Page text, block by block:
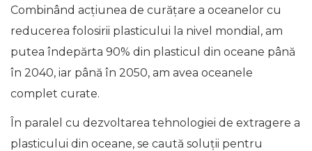
Combinând acțiunea de curățare a oceanelor cu
reducerea folosirii plasticului la nivel mondial, am
putea îndepărta 90% din plasticul din oceane până
în 2040, iar până în 2050, am avea oceanele
complet curate.
În paralel cu dezvoltarea tehnologiei de extragere a
plasticului din oceane, se caută soluții pentru